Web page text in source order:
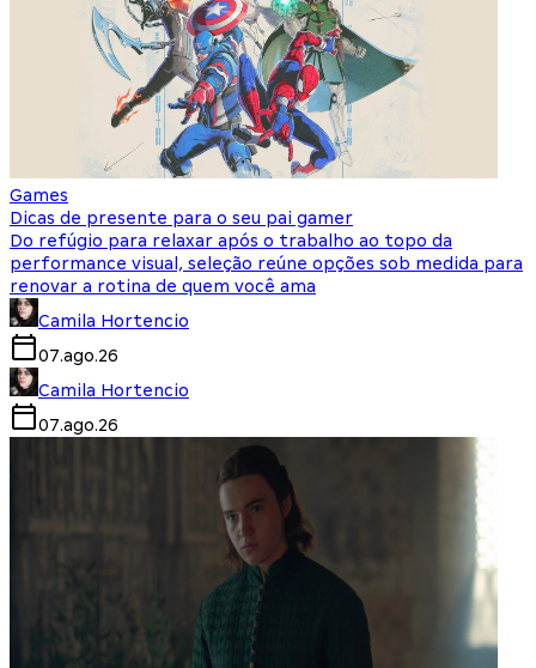
Games
Dicas de presente para o seu pai gamer
Do refúgio para relaxar após o trabalho ao topo da
performance visual, seleção reúne opções sob medida para
renovar a rotina de quem você ama
Camila Hortencio
07.ago.26
Camila Hortencio
07.ago.26